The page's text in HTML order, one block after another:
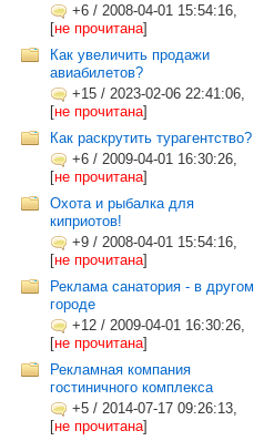
+6 / 2008-04-01 15:54:16,
[не прочитана]
Как увеличить продажи
авиабилетов?
+15 / 2023-02-06 22:41:06,
[не прочитана]
Как раскрутить турагентство?
+6 / 2009-04-01 16:30:26,
[не прочитана]
Охота и рыбалка для
киприотов!
+9 / 2008-04-01 15:54:16,
[не прочитана]
Реклама санатория - в другом
городе
+12 / 2009-04-01 16:30:26,
[не прочитана]
Рекламная компания
гостиничного комплекса
+5 / 2014-07-17 09:26:13,
[не прочитана]